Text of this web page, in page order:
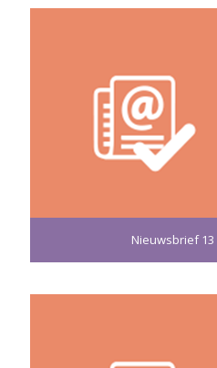
Nieuwsbrief 13